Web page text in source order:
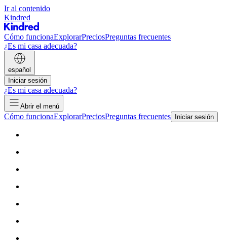
Ir al contenido
Kindred
Cómo funcionaExplorarPreciosPreguntas frecuentes
¿Es mi casa adecuada?
español
Iniciar sesión
¿Es mi casa adecuada?
Abrir el menú
Cómo funcionaExplorarPreciosPreguntas frecuentes Iniciar sesión